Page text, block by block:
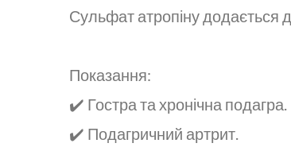
Сульфат атропіну додається
Показання:
✔️ Гостра та хронічна подагра.
✔️ Подагричний артрит.